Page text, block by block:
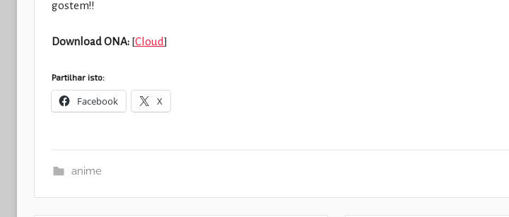
gostem!!
Download ONA: [Cloud]
Partilhar isto:
Facebook X
anime